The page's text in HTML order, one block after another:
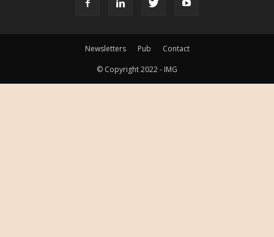
Newsletters Pub
Contact
© Copyright 2022 - IMG